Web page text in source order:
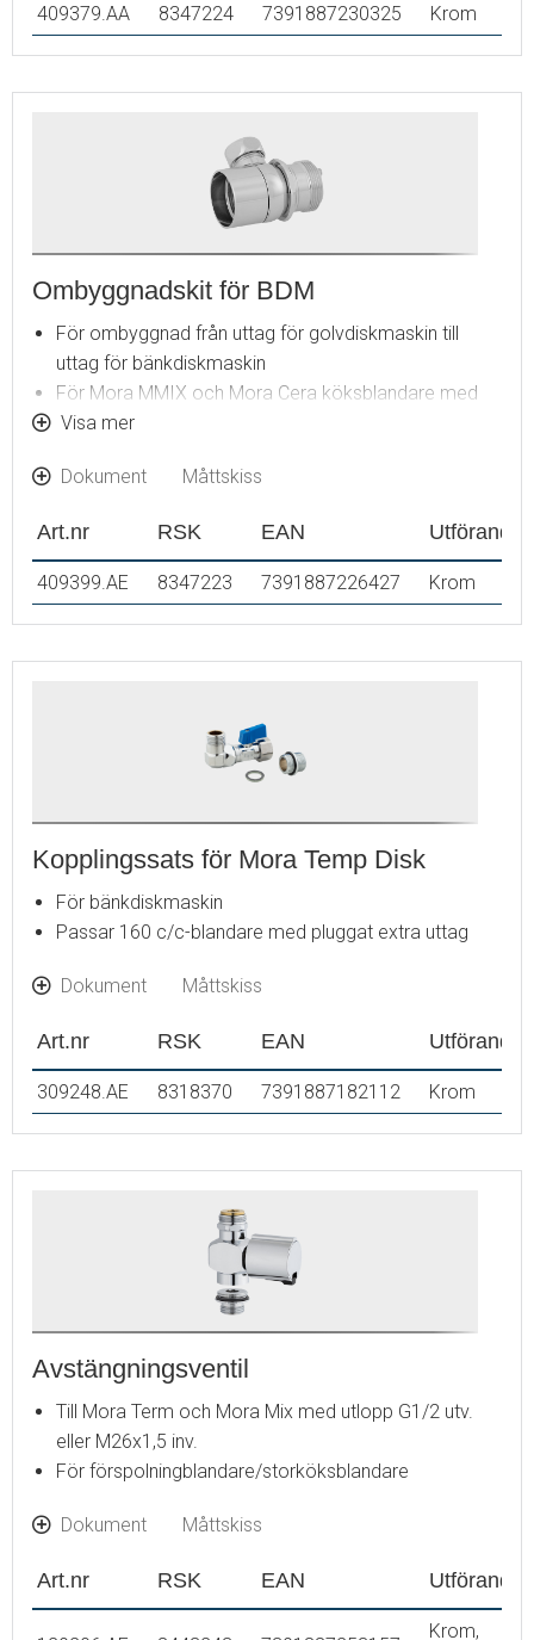
409379.AA 8347224 7391887230325 Krom
Ombyggnadskit för BDM
För ombyggnad från uttag för golvdiskmaskin till
uttag för bänkdiskmaskin
För Mora MMIX och Mora Cera köksblandare med
diskmaskinsavstängning
blandaren)
Visa mer
Dokument Måttskiss
Art.nr RSK EAN Utförande
409399.AE 8347223 7391887226427 Krom
Kopplingssats för Mora Temp Disk
För bänkdiskmaskin
Passar 160 c/c-blandare med pluggat extra uttag
Dokument Måttskiss
Art.nr RSK EAN Utförande
309248.AE 8318370 7391887182112 Krom
Avstängningsventil
Till Mora Term och Mora Mix med utlopp G1/2 utv.
eller M26x1,5 inv.
För förspolningblandare/storköksblandare
Dokument Måttskiss
Art.nr RSK EAN Utförande
Krom,